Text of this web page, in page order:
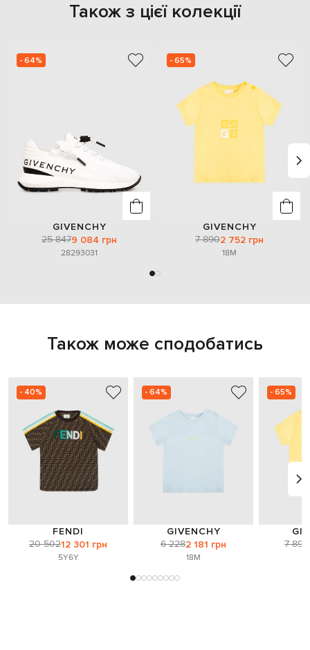
Також з цієї колекції
- 64%
GIVENCHY
25 8479 084 грн
28293031
- 65%
GIVENCHY
7 8902 752 грн
18M
Також може сподобатись
- 40%
FENDI
20 50212 301 грн
5Y6Y
- 64%
GIVENCHY
6 2282 181 грн
18M
- 65%
7 890